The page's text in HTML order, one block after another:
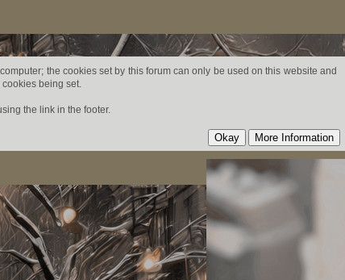
the cookies set by this forum can only be used on this website and
being set.
the link in the footer.